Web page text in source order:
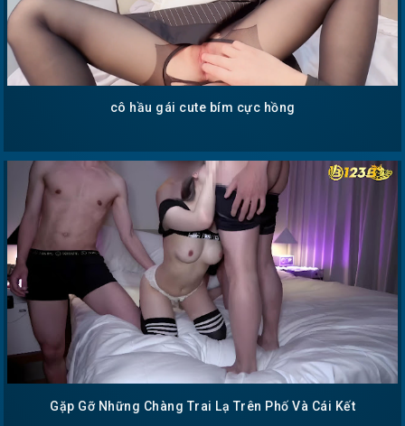
cô hầu gái cute bím cực hồng
Gặp Gỡ Những Chàng Trai Lạ Trên Phố Và Cái Kết